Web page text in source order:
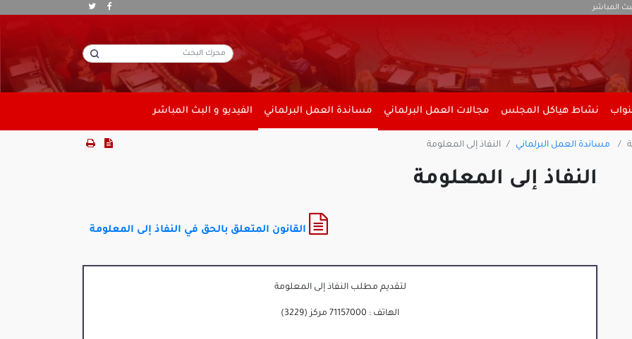
المباشر
نشاط هياكل المجلس مجالات العمل البرلماني مساندة العمل البرلماني الفيديو و البث المباشر
مساندة العمل البرلماني النفاذ إلى المعلومة
النفاذ إلى المعلومة
القانون المتعلق بالحق في النفاذ إلى المعلومة
لتقديم مطلب النفاذ إلى المعلومة
الهاتف : 71157000 مركز (3229)